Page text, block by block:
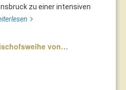
zu einer intensiven
von…